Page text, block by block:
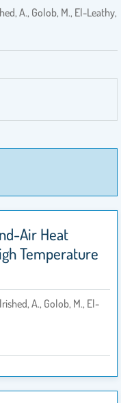
A., Golob, M., El-Leathy,
Air Heat
Temperature
A., Golob, M., El-